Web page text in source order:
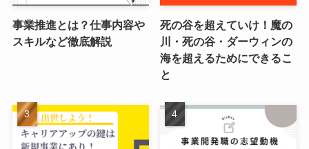
事業推進とは？仕事内容や
スキルなど徹底解説
死の谷を超えていけ！魔の
川・死の谷・ダーウィンの
海を超えるためにできるこ
と